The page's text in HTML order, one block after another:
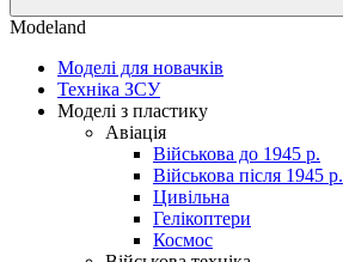
Modeland
Моделі для новачків
Техніка ЗСУ
Моделі з пластику
Авіація
Військова до 1945 р.
Військова після 1945 р.
Цивільна
Гелікоптери
Космос